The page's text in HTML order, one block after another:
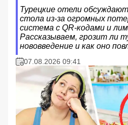
Турецкие отели
стола из-за огромных
система с QR-кодами и
Рассказываем, грозит ли
нововведение и как оно
07.08.2026 09:41